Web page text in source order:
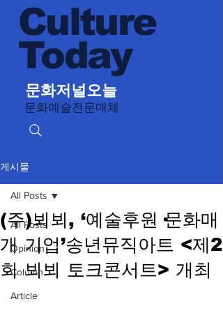
Culture
Today
문화저널오늘
문화예술전문매체
게시물
All Posts
Opinion
Column
Article
All Posts
(주)뵈뵈, ‘예술후원·문화매
개 기업’송년뮤직아트 <제2
회 뵈뵈 토크콘서트> 개최